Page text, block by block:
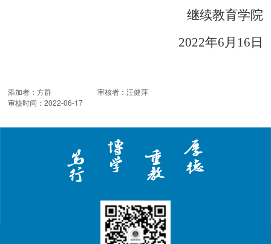
继续教育学院
2022年6月16日
添加者：方群 审核者： 汪健萍
审核时间：2022-06-17